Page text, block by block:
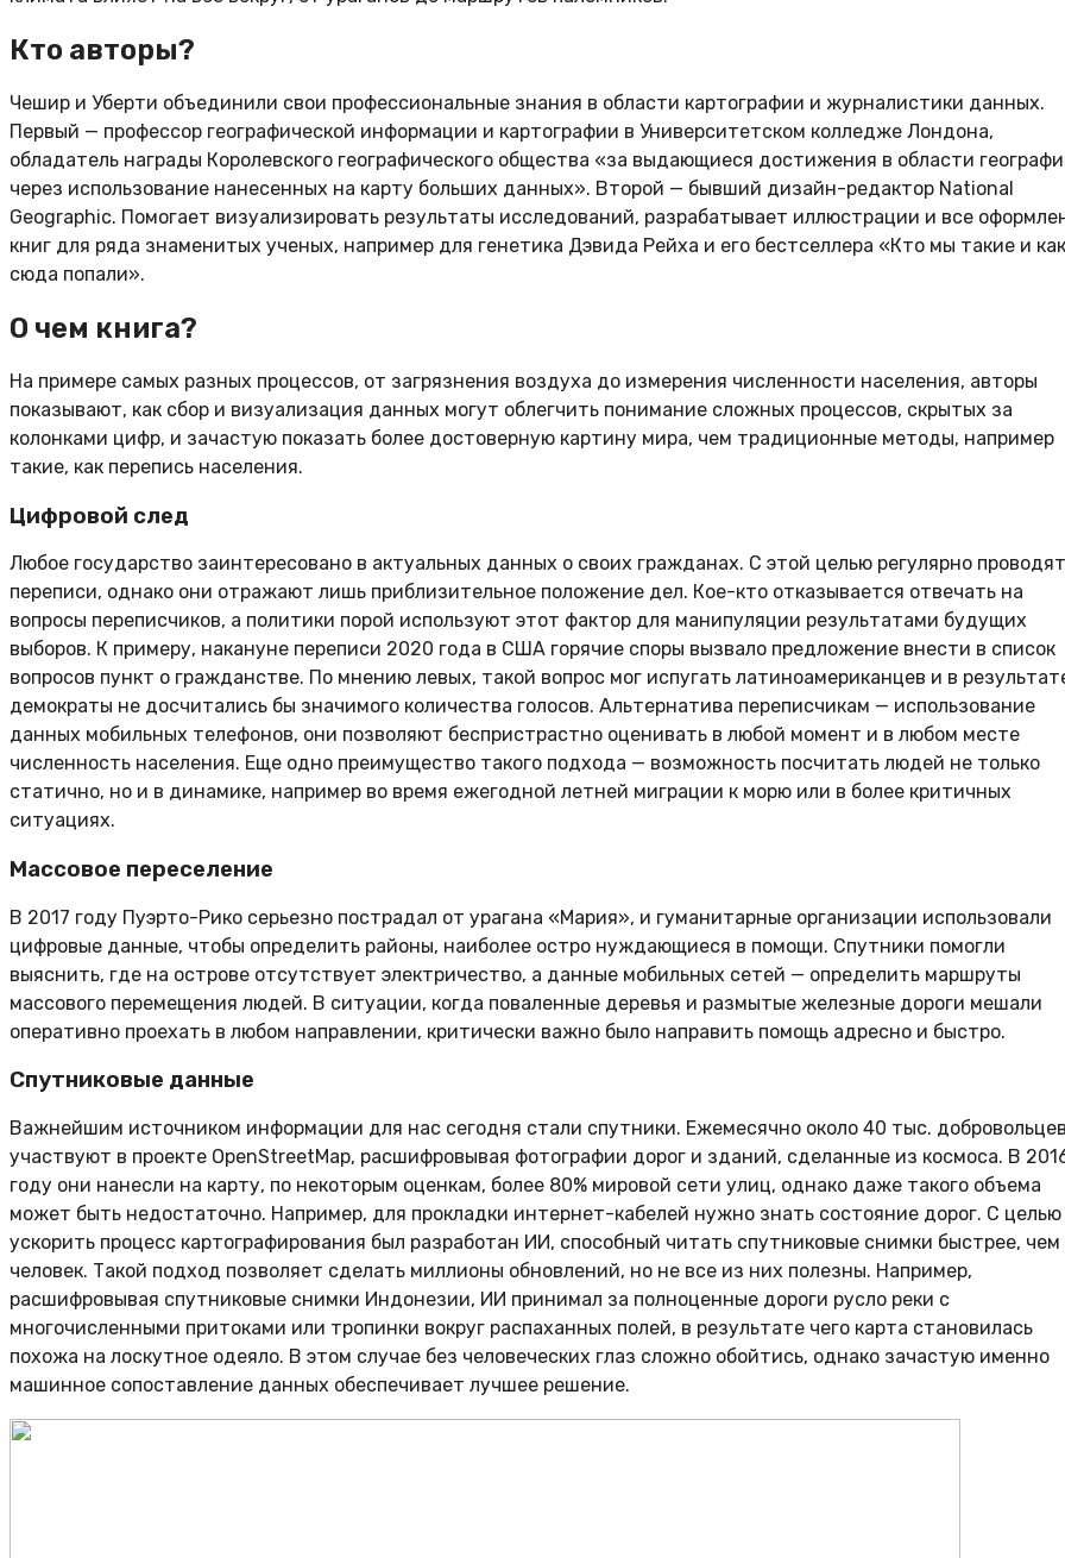
Кто авторы?
Чешир и Уберти объединили свои профессиональные знания в области картографии и журналистики данных.
Первый — профессор географической информации и картографии в Университетском колледже Лондона,
обладатель награды Королевского географического общества «за выдающиеся достижения в области
через использование нанесенных на карту больших данных». Второй — бывший дизайн-редактор National
Geographic. Помогает визуализировать результаты исследований, разрабатывает иллюстрации и все
книг для ряда знаменитых ученых, например для генетика Дэвида Рейха и его бестселлера «Кто мы такие и как
сюда попали».
О чем книга?
На примере самых разных процессов, от загрязнения воздуха до измерения численности населения, авторы
показывают, как сбор и визуализация данных могут облегчить понимание сложных процессов, скрытых за
колонками цифр, и зачастую показать более достоверную картину мира, чем традиционные методы, например
такие, как перепись населения.
Цифровой след
Любое государство заинтересовано в актуальных данных о своих гражданах. С этой целью регулярно
переписи, однако они отражают лишь приблизительное положение дел. Кое-кто отказывается отвечать на
вопросы переписчиков, а политики порой используют этот фактор для манипуляции результатами будущих
выборов. К примеру, накануне переписи 2020 года в США горячие споры вызвало предложение внести в список
вопросов пункт о гражданстве. По мнению левых, такой вопрос мог испугать латиноамериканцев и в
демократы не досчитались бы значимого количества голосов. Альтернатива переписчикам — использование
данных мобильных телефонов, они позволяют беспристрастно оценивать в любой момент и в любом месте
численность населения. Еще одно преимущество такого подхода — возможность посчитать людей не только
статично, но и в динамике, например во время ежегодной летней миграции к морю или в более критичных
ситуациях.
Массовое переселение
В 2017 году Пуэрто-Рико серьезно пострадал от урагана «Мария», и гуманитарные организации использовали
цифровые данные, чтобы определить районы, наиболее остро нуждающиеся в помощи. Спутники помогли
выяснить, где на острове отсутствует электричество, а данные мобильных сетей — определить маршруты
массового перемещения людей. В ситуации, когда поваленные деревья и размытые железные дороги мешали
оперативно проехать в любом направлении, критически важно было направить помощь адресно и быстро.
Спутниковые данные
Важнейшим источником информации для нас сегодня стали спутники. Ежемесячно около 40 тыс. добровольцев
участвуют в проекте OpenStreetMap, расшифровывая фотографии дорог и зданий, сделанные из космоса. В
году они нанесли на карту, по некоторым оценкам, более 80% мировой сети улиц, однако даже такого объема
может быть недостаточно. Например, для прокладки интернет-кабелей нужно знать состояние дорог. С целью
ускорить процесс картографирования был разработан ИИ, способный читать спутниковые снимки быстрее, чем
человек. Такой подход позволяет сделать миллионы обновлений, но не все из них полезны. Например,
расшифровывая спутниковые снимки Индонезии, ИИ принимал за полноценные дороги русло реки с
многочисленными притоками или тропинки вокруг распаханных полей, в результате чего карта становилась
похожа на лоскутное одеяло. В этом случае без человеческих глаз сложно обойтись, однако зачастую именно
машинное сопоставление данных обеспечивает лучшее решение.